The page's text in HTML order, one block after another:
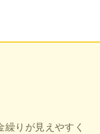
りが見えやすく